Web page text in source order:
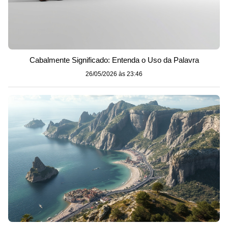
Cabalmente Significado: Entenda o Uso da Palavra
26/05/2026 às 23:46